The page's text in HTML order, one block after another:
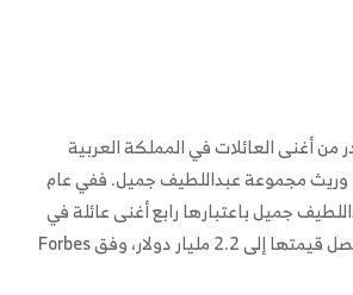
أغنى العائلات في المملكة العربية
وريث مجموعة عبداللطيف جميل. ففي عام
جميل باعتبارها رابع أغنى عائلة في
الوطن العربي، مع ثروةٍ تصل قيمتها إلى 2.2 مليار دولار، وفق Forbes